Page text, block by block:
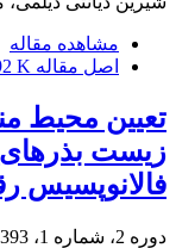
مشاهده مقاله
اصل مقاله K
تعیین محیط
زیست
فالانوپسیس
دوره 2، شماره 1، 1393، صفحه